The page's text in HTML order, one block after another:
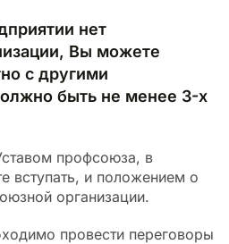
нет
Вы можете
с другими
быть не менее 3-х
профсоюза, в
вступать, и положением о
организации.
провести переговоры